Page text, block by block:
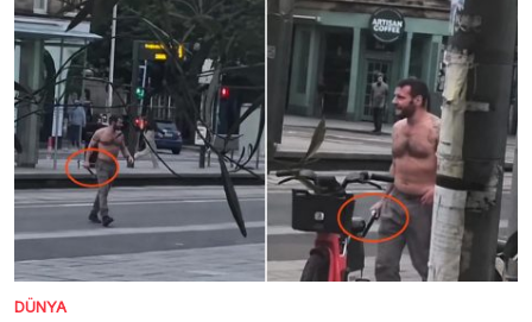
DÜNYA